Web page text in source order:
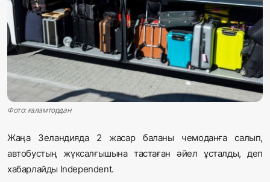
Жаңалықтар
Қоғам
Спорт
Әлем
Қазақ тілі
Фото: ғаламтордан
Жаңа Зеландияда 2 жасар баланы чемоданға салып,
автобустың жүксалғышына тастаған әйел ұсталды, деп
хабарлайды Independent.